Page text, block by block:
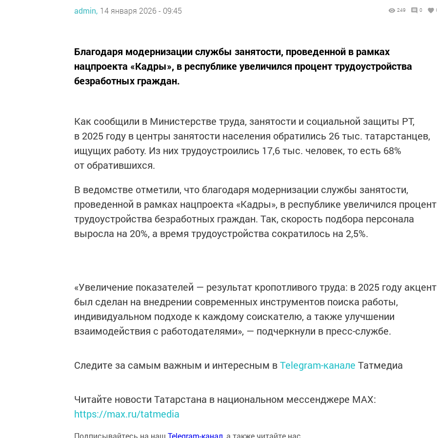
admin, 14 января 2026 - 09:45 249 0
Благодаря модернизации службы занятости, проведенной в рамках
нацпроекта «Кадры», в республике увеличился процент трудоустройства
безработных граждан.
Как сообщили в Министерстве труда, занятости и социальной защиты РТ,
в 2025 году в центры занятости населения обратились 26 тыс. татарстанцев,
ищущих работу. Из них трудоустроились 17,6 тыс. человек, то есть 68%
от обратившихся.
В ведомстве отметили, что благодаря модернизации службы занятости,
проведенной в рамках нацпроекта «Кадры», в республике увеличился процент
трудоустройства безработных граждан. Так, скорость подбора персонала
выросла на 20%, а время трудоустройства сократилось на 2,5%.
«Увеличение показателей — результат кропотливого труда: в 2025 году акцент
был сделан на внедрении современных инструментов поиска работы,
индивидуальном подходе к каждому соискателю, а также улучшении
взаимодействия с работодателями», — подчеркнули в пресс-службе.
Следите за самым важным и интересным вTelegram-канале Татмедиа
Читайте новости Татарстана в национальном мессенджере MАХ:
https://max.ru/tatmedia
Подписывайтесь на наш Telegram-канал , а также читайте нас